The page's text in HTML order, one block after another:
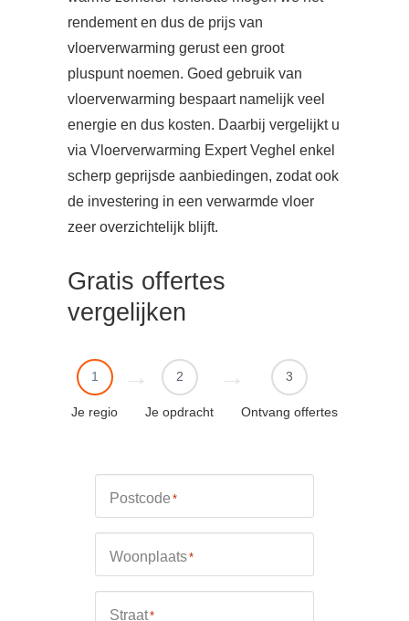
rendement en dus de prijs van
vloerverwarming gerust een groot
pluspunt noemen. Goed gebruik van
vloerverwarming bespaart namelijk veel
energie en dus kosten. Daarbij vergelijkt u
via Vloerverwarming Expert Veghel enkel
scherp geprijsde aanbiedingen, zodat ook
de investering in een verwarmde vloer
zeer overzichtelijk blijft.
Gratis offertes
vergelijken
1
Je regio
2
Je opdracht
3
Ontvang offertes
Postcode *
Woonplaats*
Straat*